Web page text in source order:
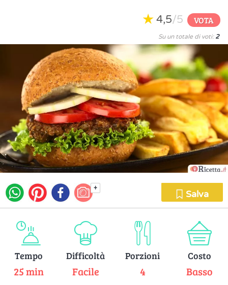
4,5/5 VOTA
Su un totale di voti: 2
+
Salva
Tempo
25 min
Difficoltà
Facile
Porzioni
4
Costo
Basso